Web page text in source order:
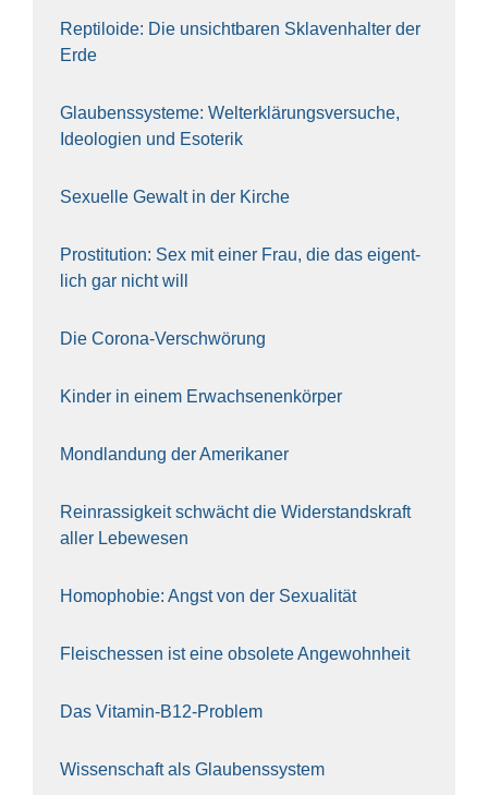
Rep­ti­lo­ide: Die unsicht­ba­ren Skla­ven­hal­ter der
Erde
Glau­bens­sys­te­me: Welt­erklä­rungs­ver­su­che,
Ideo­lo­gien und Eso­te­rik
Sexu­el­le Gewalt in der Kir­che
Pro­sti­tu­ti­on: Sex mit einer Frau, die das eigent­
lich gar nicht will
Die Coro­na-Ver­schwö­rung
Kin­der in einem Erwach­se­nen­kör­per
Mond­lan­dung der Ame­ri­ka­ner
Rein­ras­sig­keit schwächt die Wider­stands­kraft
aller Lebe­we­sen
Homo­pho­bie: Angst von der Sexua­li­tät
Fleisch­essen ist eine obso­le­te An‍ge‍wohn‍heit
Das Vit­amin-B12-Pro­blem
Wis­sen­schaft als Glau­bens­sys­tem